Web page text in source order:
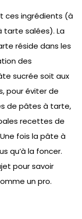
ces ingrédients (à
tarte salées). La
réside dans les
des
sucrée soit aux
pour éviter de
de pâtes à tarte,
recettes de
fois la pâte à
qu’à la foncer.
pour savoir
un pro.